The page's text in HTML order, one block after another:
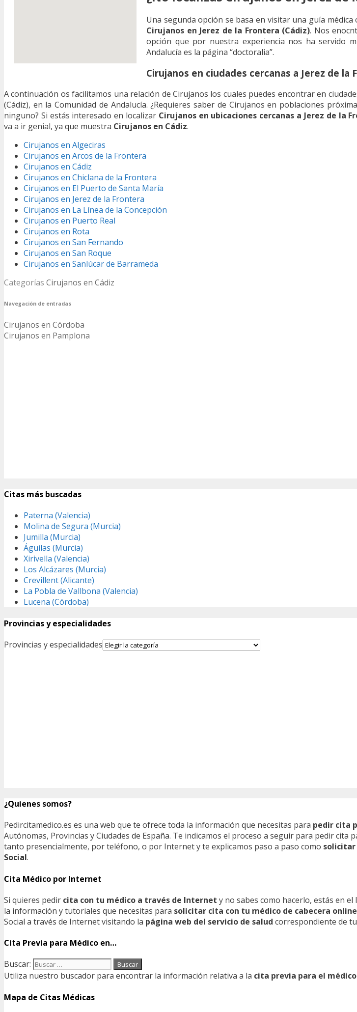
Una segunda opción se basa en visitar una guía médica
Cirujanos en Jerez de la Frontera (Cádiz). Nos
opción que por nuestra experiencia nos ha servido
Andalucía es la página “doctoralia”.
Cirujanos en ciudades cercanas a Jerez de la
A continuación os facilitamos una relación de Cirujanos los cuales puedes encontrar en
(Cádiz), en la Comunidad de Andalucía. ¿Requieres saber de Cirujanos en poblaciones
ninguno? Si estás interesado en localizar Cirujanos en ubicaciones cercanas a Jerez de la
va a ir genial, ya que muestra Cirujanos en Cádiz.
Cirujanos en Algeciras
Cirujanos en Arcos de la Frontera
Cirujanos en Cádiz
Cirujanos en Chiclana de la Frontera
Cirujanos en El Puerto de Santa María
Cirujanos en Jerez de la Frontera
Cirujanos en La Línea de la Concepción
Cirujanos en Puerto Real
Cirujanos en Rota
Cirujanos en San Fernando
Cirujanos en San Roque
Cirujanos en Sanlúcar de Barrameda
Categorías Cirujanos en Cádiz
Navegación de entradas
Cirujanos en Córdoba
Cirujanos en Pamplona
Citas más buscadas
Paterna (Valencia)
Molina de Segura (Murcia)
Jumilla (Murcia)
Águilas (Murcia)
Xirivella (Valencia)
Los Alcázares (Murcia)
Crevillent (Alicante)
La Pobla de Vallbona (Valencia)
Lucena (Córdoba)
Provincias y especialidades
Provincias y especialidades
¿Quienes somos?
Pedircitamedico.es es una web que te ofrece toda la información que necesitas para pedir cita
Autónomas, Provincias y Ciudades de España. Te indicamos el proceso a seguir para pedir cita
tanto presencialmente, por teléfono, o por Internet y te explicamos paso a paso como solicitar
Social.
Cita Médico por Internet
Si quieres pedir cita con tu médico a través de Internet y no sabes como hacerlo, estás en
la información y tutoriales que necesitas para solicitar cita con tu médico de cabecera online
Social a través de Internet visitando la página web del servicio de salud correspondiente de
Cita Previa para Médico en…
Buscar:
Utiliza nuestro buscador para encontrar la información relativa a la cita previa para el médico
Mapa de Citas Médicas